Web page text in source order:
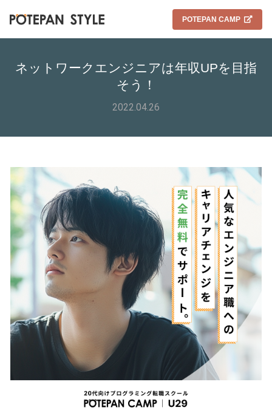
POTEPAN CAMP
ネットワークエンジニアは年収UPを目指
そう！
2022.04.26